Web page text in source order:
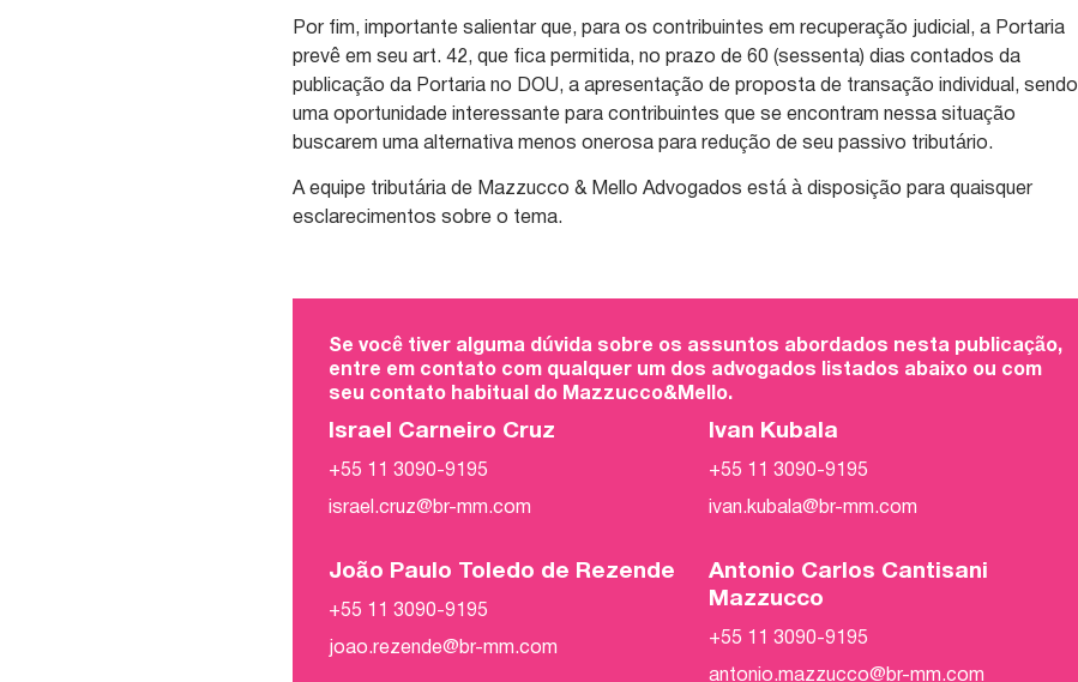
Por fim, importante salientar que, para os contribuintes em recuperação judicial, a Portaria
prevê em seu art. 42, que fica permitida, no prazo de 60 (sessenta) dias contados da
publicação da Portaria no DOU, a apresentação de proposta de transação individual, sendo
uma oportunidade interessante para contribuintes que se encontram nessa situação
buscarem uma alternativa menos onerosa para redução de seu passivo tributário.
A equipe tributária de Mazzucco & Mello Advogados está à disposição para quaisquer
esclarecimentos sobre o tema.
Se você tiver alguma dúvida sobre os assuntos abordados nesta publicação,
entre em contato com qualquer um dos advogados listados abaixo ou com
seu contato habitual do Mazzucco&Mello.
Israel Carneiro Cruz
+55 11 3090-9195
israel.cruz@br-mm.com
Ivan Kubala
+55 11 3090-9195
ivan.kubala@br-mm.com
João Paulo Toledo de Rezende
+55 11 3090-9195
joao.rezende@br-mm.com
Antonio Carlos Cantisani
Mazzucco
+55 11 3090-9195
antonio.mazzucco@br-mm.com